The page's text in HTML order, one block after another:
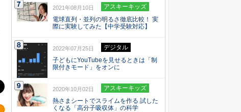
2021年08月10日
アスキーキッズ
電球直列・並列の明るさ徹底比較！ 実
際に実験してみた【中学受験対応】
2022年07月25日
デジタル
子どもにYouTubeを見せるときは「制
限付きモード」をオンに
2020年10月02日
アスキーキッズ
熱さまシートでスライムを作る 試した
くなる「高分子吸収体」の科学